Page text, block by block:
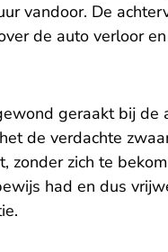
vandoor. De
de auto verloor
geraakt bij
de verdachte
zonder zich te
had en dus